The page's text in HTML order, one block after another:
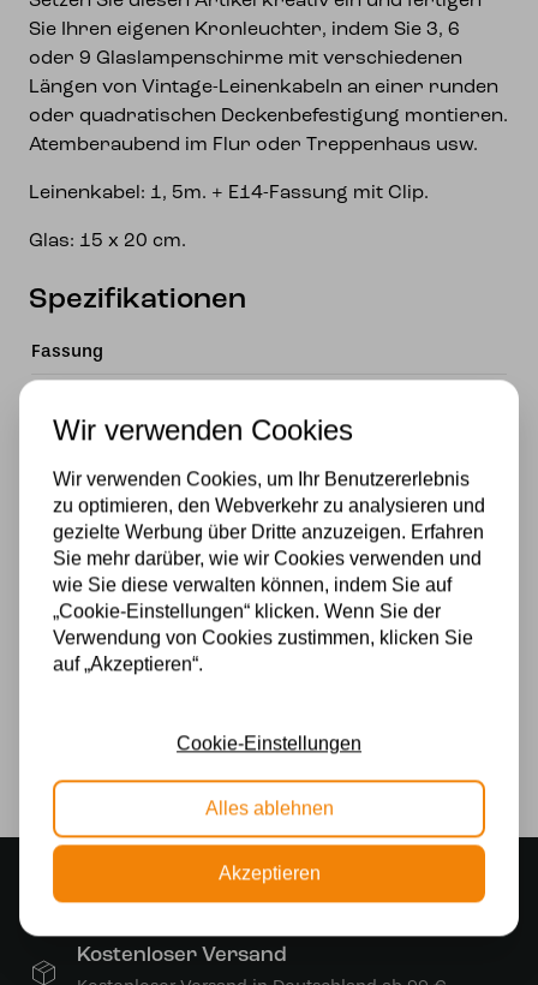
Sie Ihren eigenen Kronleuchter, indem Sie 3, 6
oder 9 Glaslampenschirme mit verschiedenen
Längen von Vintage-Leinenkabeln an einer runden
oder quadratischen Deckenbefestigung montieren.
Atemberaubend im Flur oder Treppenhaus usw.
Leinenkabel: 1, 5m. + E14-Fassung mit Clip.
Glas: 15 x 20 cm.
Spezifikationen
Fassung
Marke
Art Deco Trade
Material
Stromversorgung
Stimmungsvoller Showroom
500 m2 großes Lampengeschäft in Rijssen
Kostenloser Versand
Wir verwenden Cookies
Wir verwenden Cookies, um Ihr Benutzererlebnis
zu optimieren, den Webverkehr zu analysieren und
gezielte Werbung über Dritte anzuzeigen. Erfahren
Sie mehr darüber, wie wir Cookies verwenden und
wie Sie diese verwalten können, indem Sie auf
„Cookie-Einstellungen“ klicken. Wenn Sie der
Verwendung von Cookies zustimmen, klicken Sie
auf „Akzeptieren“.
Cookie-Einstellungen
Alles ablehnen
Akzeptieren